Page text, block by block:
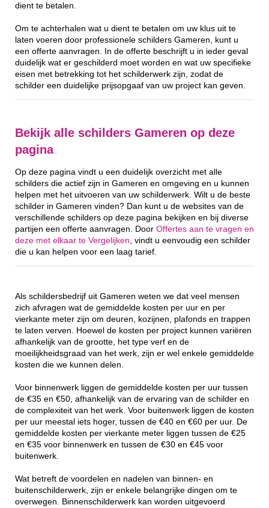
dient te betalen.
Om te achterhalen wat u dient te betalen om uw klus uit te
laten voeren door professionele schilders Gameren, kunt u
een offerte aanvragen. In de offerte beschrijft u in ieder geval
duidelijk wat er geschilderd moet worden en wat uw specifieke
eisen met betrekking tot het schilderwerk zijn, zodat de
schilder een duidelijke prijsopgaaf van uw project kan geven.
Bekijk alle schilders Gameren op deze
pagina
Op deze pagina vindt u een duidelijk overzicht met alle
schilders die actief zijn in Gameren en omgeving en u kunnen
helpen met het uitvoeren van uw schilderwerk. Wilt u de beste
schilder in Gameren vinden? Dan kunt u de websites van de
verschillende schilders op deze pagina bekijken en bij diverse
partijen een offerte aanvragen. Door Offertes aan te vragen en
deze met elkaar te Vergelijken , vindt u eenvoudig een schilder
die u kan helpen voor een laag tarief.
Als schildersbedrijf uit Gameren weten we dat veel mensen
zich afvragen wat de gemiddelde kosten per uur en per
vierkante meter zijn om deuren, kozijnen, plafonds en trappen
te laten verven. Hoewel de kosten per project kunnen variëren
afhankelijk van de grootte, het type verf en de
moeilijkheidsgraad van het werk, zijn er wel enkele gemiddelde
kosten die we kunnen delen.
Voor binnenwerk liggen de gemiddelde kosten per uur tussen
de €35 en €50, afhankelijk van de ervaring van de schilder en
de complexiteit van het werk. Voor buitenwerk liggen de kosten
per uur meestal iets hoger, tussen de €40 en €60 per uur. De
gemiddelde kosten per vierkante meter liggen tussen de €25
en €35 voor binnenwerk en tussen de €30 en €45 voor
buitenwerk.
Wat betreft de voordelen en nadelen van binnen- en
buitenschilderwerk, zijn er enkele belangrijke dingen om te
overwegen. Binnenschilderwerk kan worden uitgevoerd